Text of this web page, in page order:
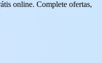
online. Complete ofertas,